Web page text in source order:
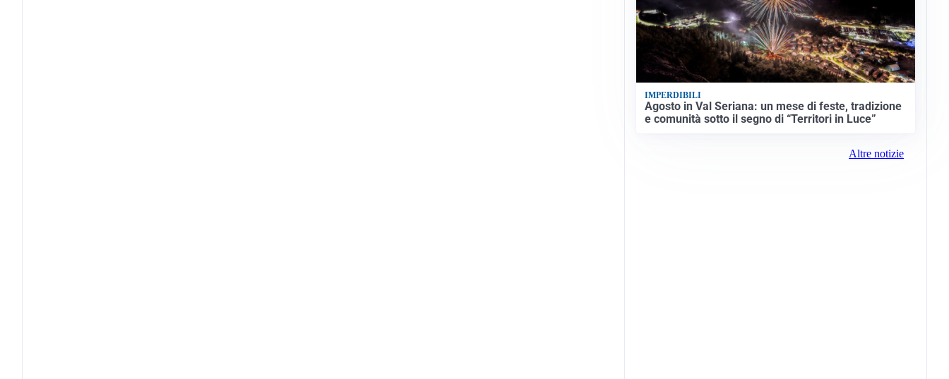
IMPERDIBILI
Agosto in Val Seriana: un mese di feste, tradizione
e comunità sotto il segno di “Territori in Luce”
Altre notizie